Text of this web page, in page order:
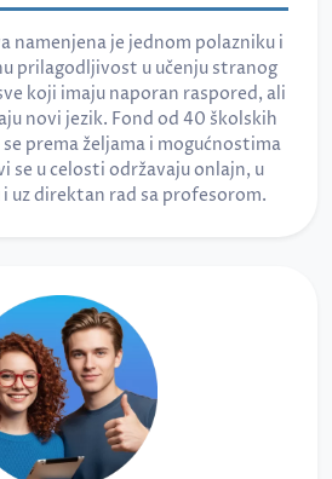
namenjena je jednom polazniku i
prilagodljivost u učenju stranog
koji imaju naporan raspored, ali
novi jezik. Fond od 40 školskih
prema željama i mogućnostima
se u celosti održavaju onlajn, u
uz direktan rad sa profesorom.